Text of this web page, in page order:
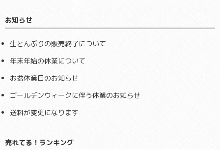
お知らせ
生とんぶりの販売終了について
年末年始の休業について
お盆休業日のお知らせ
ゴールデンウィークに伴う休業のお知らせ
送料が変更になります
売れてる！ランキング